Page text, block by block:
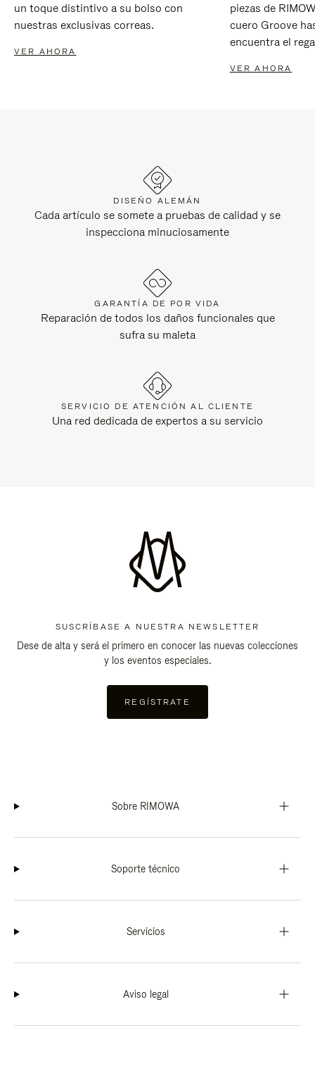
un toque distintivo a su bolso con
nuestras exclusivas correas.
VER AHORA
piezas de
cuero Groove
encuentra el
VER AHORA
DISEÑO ALEMÁN
Cada artículo se somete a pruebas de calidad y se
inspecciona minuciosamente
GARANTÍA DE POR VIDA
Reparación de todos los daños funcionales que
sufra su maleta
SERVICIO DE ATENCIÓN AL CLIENTE
Una red dedicada de expertos a su servicio
SUSCRÍBASE A NUESTRA NEWSLETTER
Dese de alta y será el primero en conocer las nuevas colecciones
y los eventos especiales.
REGÍSTRATE
Sobre RIMOWA
Soporte técnico
Servicios
Aviso legal